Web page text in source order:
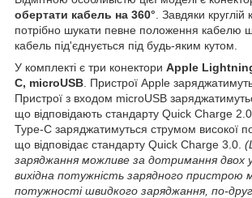
обертати кабель на 360° . Завдяки круглій
потрібно шукати певне положення кабелю
кабель під'єднується під будь-яким кутом.
У комплекті є три конектори Apple
C, microUSB . Пристрої Apple
Пристрої з входом microUSB
що відповідають стандарту Quick Charge
Type-C заряджатимуться струмом високої
що відповідає стандарту Quick Charge 3.0.
заряджання можливе за дотримання двох
вихідна потужність зарядного пристрою
потужності швидкого заряджання, по-